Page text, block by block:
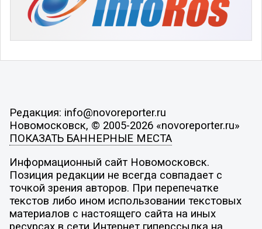
Редакция: info@novoreporter.ru
Новомосковск, © 2005-2026 «novoreporter.ru»
ПОКАЗАТЬ БАННЕРНЫЕ МЕСТА
Информационный сайт Новомосковск.
Позиция редакции не всегда совпадает с
точкой зрения авторов. При перепечатке
текстов либо ином использовании текстовых
материалов с настоящего сайта на иных